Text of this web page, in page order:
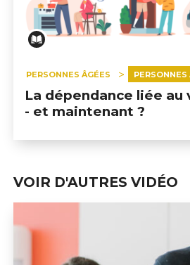
PERSONNES ÂGÉES PERSONNES
La dépendance liée
- et maintenant ?
VOIR D'AUTRES VIDÉO